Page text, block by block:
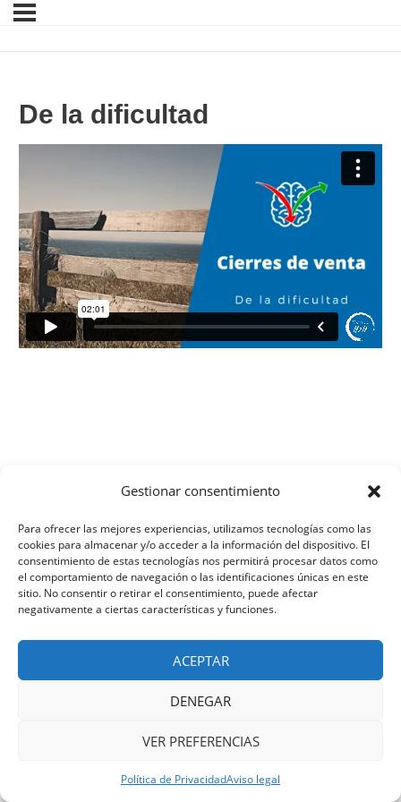
Gestionar consentimiento
Para ofrecer las mejores experiencias, utilizamos tecnologías como las
cookies para almacenar y/o acceder a la información del dispositivo. El
consentimiento de estas tecnologías nos permitirá procesar datos como
el comportamiento de navegación o las identificaciones únicas en este
sitio. No consentir o retirar el consentimiento, puede afectar
negativamente a ciertas características y funciones.
ACEPTAR
DENEGAR
VER PREFERENCIAS
Política de PrivacidadAviso legal
De la dificultad